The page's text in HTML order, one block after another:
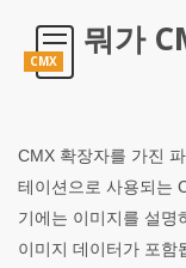
CMX
뭐가
CMX 확장자를 가진
테이션으로 사용되는
기에는 이미지를 설명
이미지 데이터가 포함